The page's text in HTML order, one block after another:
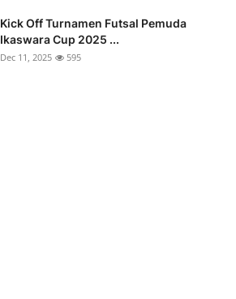
Kick Off Turnamen Futsal Pemuda
Ikaswara Cup 2025 ...
Dec 11, 2025 595